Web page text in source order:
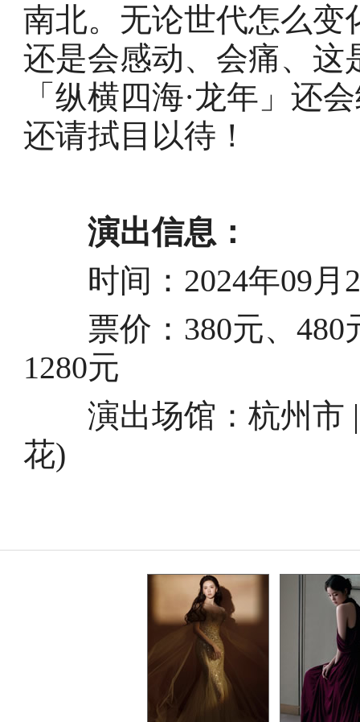
南北。无论世代怎么变
还是会感动、会痛、这
「纵横四海·龙年」还
还请拭目以待！
演出信息：
时间：2024年09月
票价：380元、480
1280元
演出场馆：杭州市 |
花)